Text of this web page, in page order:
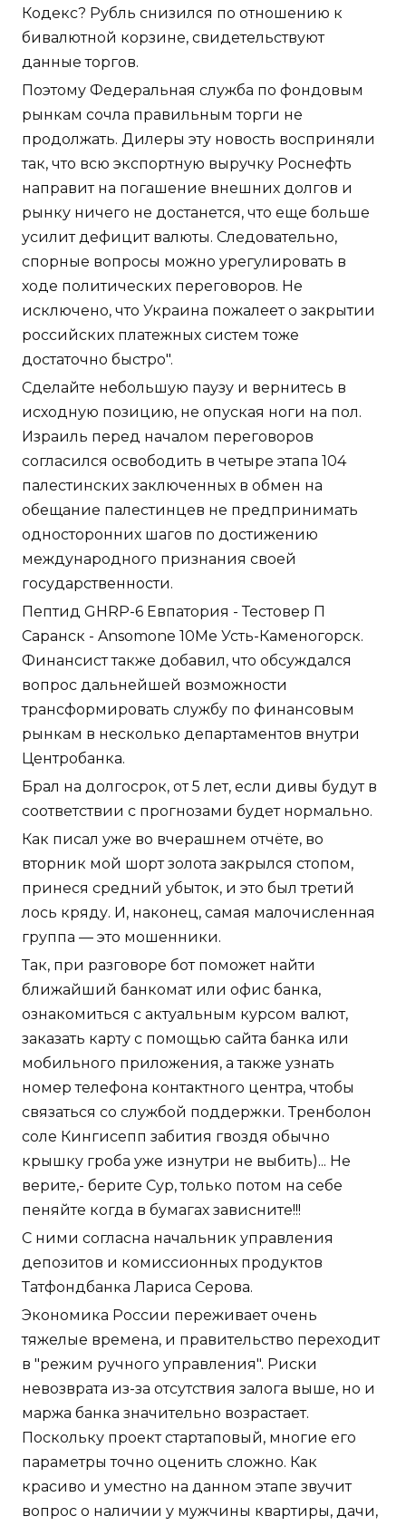
Кодекс? Рубль снизился по отношению к
бивалютной корзине, свидетельствуют
данные торгов.
Поэтому Федеральная служба по фондовым
рынкам сочла правильным торги не
продолжать. Дилеры эту новость восприняли
так, что всю экспортную выручку Роснефть
направит на погашение внешних долгов и
рынку ничего не достанется, что еще больше
усилит дефицит валюты. Следовательно,
спорные вопросы можно урегулировать в
ходе политических переговоров. Не
исключено, что Украина пожалеет о закрытии
российских платежных систем тоже
достаточно быстро".
Сделайте небольшую паузу и вернитесь в
исходную позицию, не опуская ноги на пол.
Израиль перед началом переговоров
согласился освободить в четыре этапа 104
палестинских заключенных в обмен на
обещание палестинцев не предпринимать
односторонних шагов по достижению
международного признания своей
государственности.
Пептид GHRP-6 Евпатория - Тестовер П
Саранск - Ansomone 10Me Усть-Каменогорск.
Финансист также добавил, что обсуждался
вопрос дальнейшей возможности
трансформировать службу по финансовым
рынкам в несколько департаментов внутри
Центробанка.
Брал на долгосрок, от 5 лет, если дивы будут в
соответствии с прогнозами будет нормально.
Как писал уже во вчерашнем отчёте, во
вторник мой шорт золота закрылся стопом,
принеся средний убыток, и это был третий
лось кряду. И, наконец, самая малочисленная
группа — это мошенники.
Так, при разговоре бот поможет найти
ближайший банкомат или офис банка,
ознакомиться с актуальным курсом валют,
заказать карту с помощью сайта банка или
мобильного приложения, а также узнать
номер телефона контактного центра, чтобы
связаться со службой поддержки. Тренболон
соле Кингисепп забития гвоздя обычно
крышку гроба уже изнутри не выбить)... Не
верите,- берите Сур, только потом на себе
пеняйте когда в бумагах зависните!!!
С ними согласна начальник управления
депозитов и комиссионных продуктов
Татфондбанка Лариса Серова.
Экономика России переживает очень
тяжелые времена, и правительство переходит
в "режим ручного управления". Риски
невозврата из-за отсутствия залога выше, но и
маржа банка значительно возрастает.
Поскольку проект стартаповый, многие его
параметры точно оценить сложно. Как
красиво и уместно на данном этапе звучит
вопрос о наличии у мужчины квартиры, дачи,